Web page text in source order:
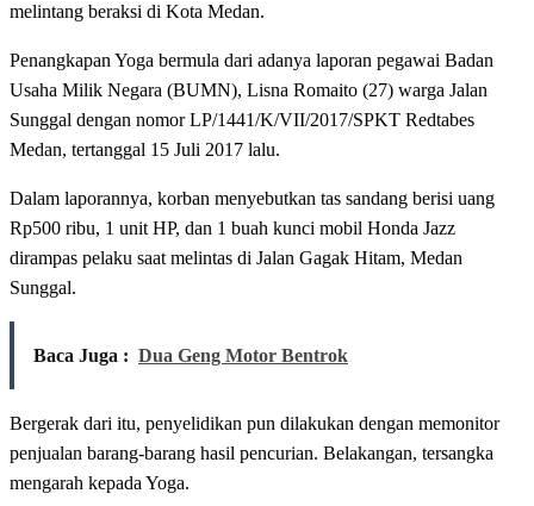
melintang beraksi di Kota Medan.
Penangkapan Yoga bermula dari adanya laporan pegawai Badan
Usaha Milik Negara (BUMN), Lisna Romaito (27) warga Jalan
Sunggal dengan nomor LP/1441/K/VII/2017/SPKT Redtabes
Medan, tertanggal 15 Juli 2017 lalu.
Dalam laporannya, korban menyebutkan tas sandang berisi uang
Rp500 ribu, 1 unit HP, dan 1 buah kunci mobil Honda Jazz
dirampas pelaku saat melintas di Jalan Gagak Hitam, Medan
Sunggal.
Baca Juga : Dua Geng Motor Bentrok
Bergerak dari itu, penyelidikan pun dilakukan dengan memonitor
penjualan barang-barang hasil pencurian. Belakangan, tersangka
mengarah kepada Yoga.